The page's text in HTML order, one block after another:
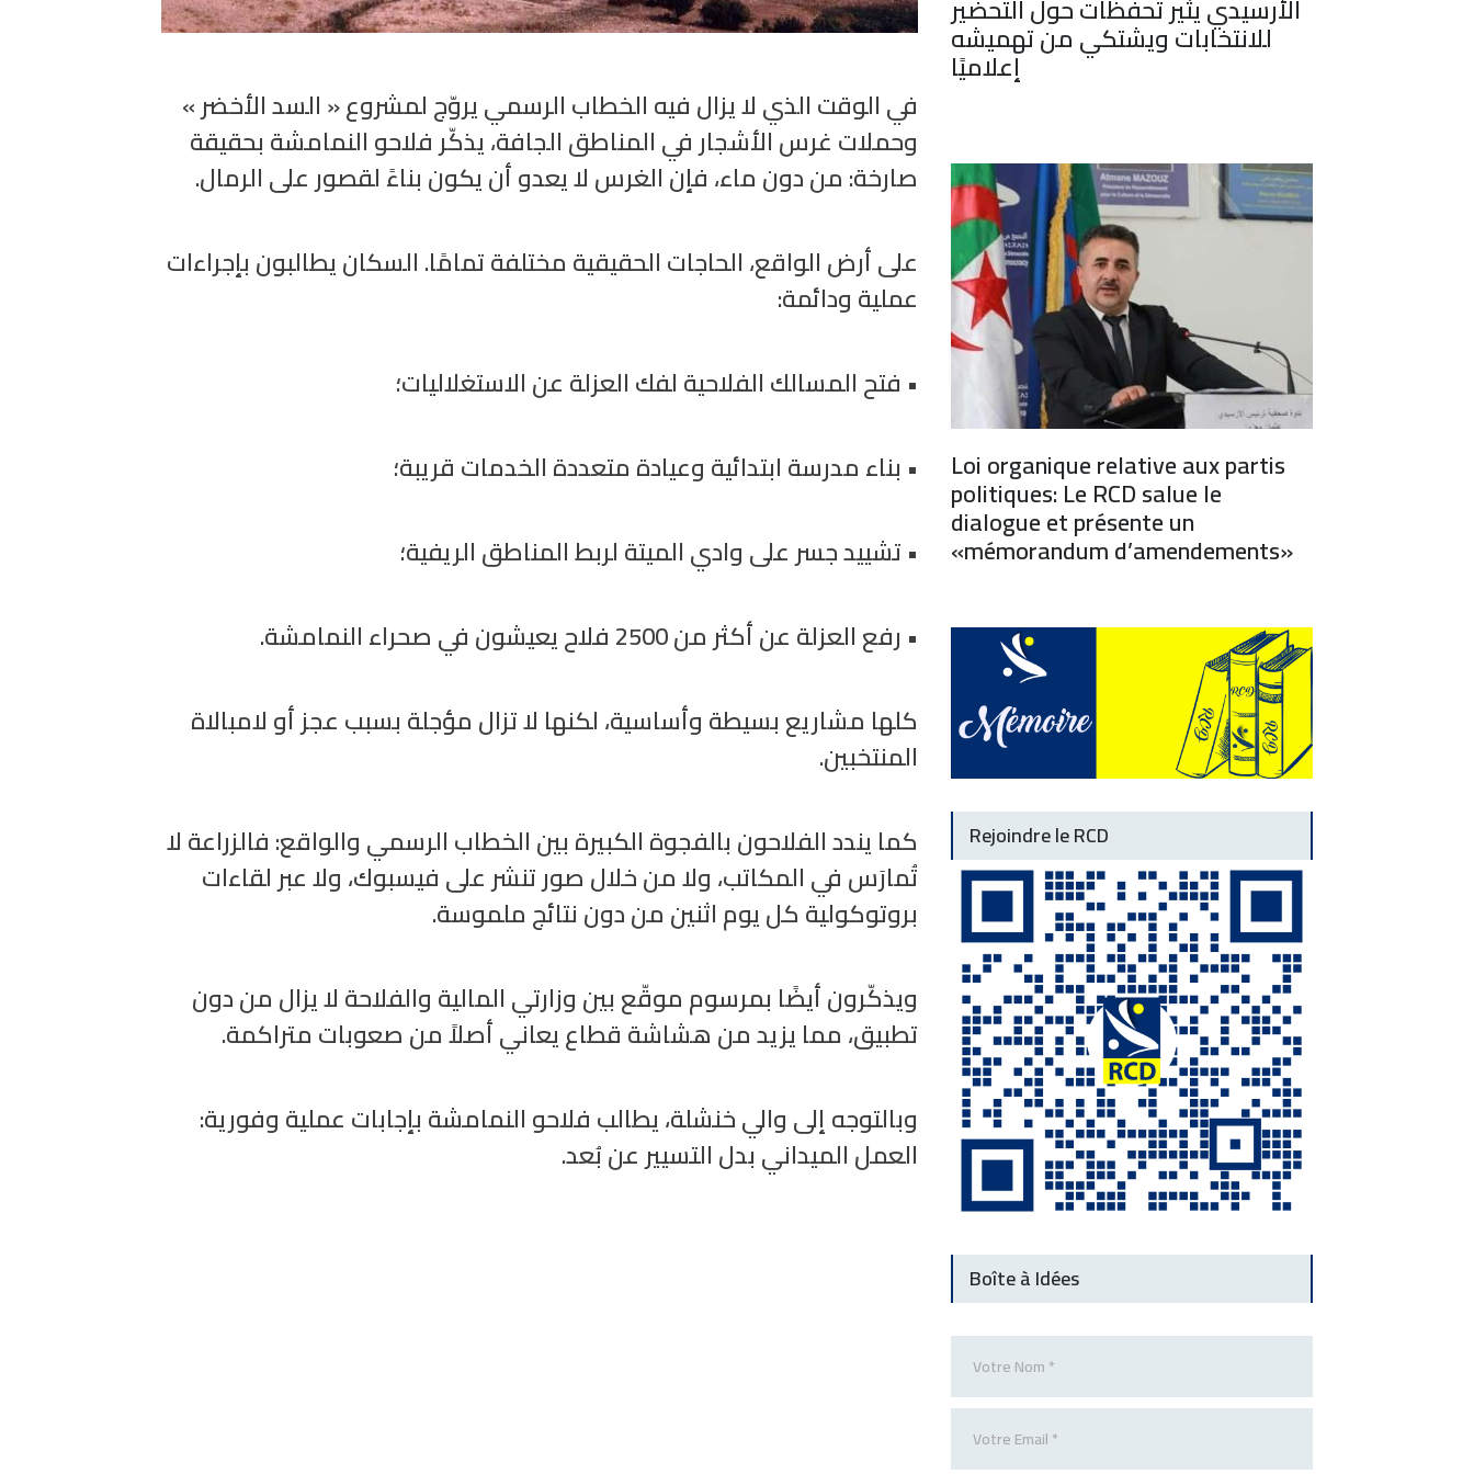
في الوقت الذي لا يزال فيه الخطاب الرسمي يروّج لمشروع « السد الأخضر »
وحملات غرس الأشجار في المناطق الجافة، يذكّر فلاحو النمامشة بحقيقة
صارخة: من دون ماء، فإن الغرس لا يعدو أن يكون بناءً لقصور على الرمال.
على أرض الواقع، الحاجات الحقيقية مختلفة تمامًا. السكان يطالبون بإجراءات
عملية ودائمة:
• فتح المسالك الفلاحية لفك العزلة عن الاستغلاليات؛
• بناء مدرسة ابتدائية وعيادة متعددة الخدمات قريبة؛
• تشييد جسر على وادي الميتة لربط المناطق الريفية؛
• رفع العزلة عن أكثر من 0052 فلاح يعيشون في صحراء النمامشة.
كلها مشاريع بسيطة وأساسية، لكنها لا تزال مؤجلة بسبب عجز أو لامبالاة
المنتخبين.
كما يندد الفلاحون بالفجوة الكبيرة بين الخطاب الرسمي والواقع: فالزراعة لا
تُمارَس في المكاتب، ولا من خلال صور تنشر على فيسبوك، ولا عبر لقاءات
بروتوكولية كل يوم اثنين من دون نتائج ملموسة.
ويذكّرون أيضًا بمرسوم موقّع بين وزارتي المالية والفلاحة لا يزال من دون
تطبيق، مما يزيد من هشاشة قطاع يعاني أصلاً من صعوبات متراكمة.
وبالتوجه إلى والي خنشلة، يطالب فلاحو النمامشة بإجابات عملية وفورية:
العمل الميداني بدل التسيير عن بُعد.
الأرسيدي يثير تحفظات حول التحضير
للانتخابات ويشتكي من تهميشه
إعلاميًا
Loi organique relative aux partis
politiques: Le RCD salue le
dialogue et présente un
«mémorandum d’amendements»
Rejoindre le RCD
Boîte à Idées